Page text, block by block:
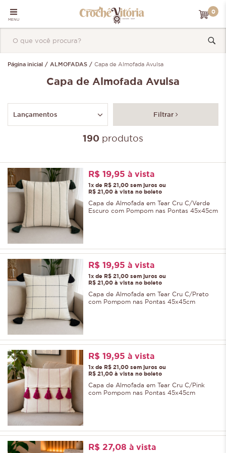
MENU
0
Página inicial ALMOFADAS Capa de Almofada Avulsa
Capa de Almofada Avulsa
Lançamentos Filtrar
190 produtos
R$ 19,95 à vista
1x de R$ 21,00 sem juros ou
R$ 21,00 à vista no boleto
Capa de Almofada em Tear Cru C/Verde
Escuro com Pompom nas Pontas 45x45cm
R$ 19,95 à vista
1x de R$ 21,00 sem juros ou
R$ 21,00 à vista no boleto
Capa de Almofada em Tear Cru C/Preto
com Pompom nas Pontas 45x45cm
R$ 19,95 à vista
1x de R$ 21,00 sem juros ou
R$ 21,00 à vista no boleto
Capa de Almofada em Tear Cru C/Pink
com Pompom nas Pontas 45x45cm
R$ 27,08 à vista